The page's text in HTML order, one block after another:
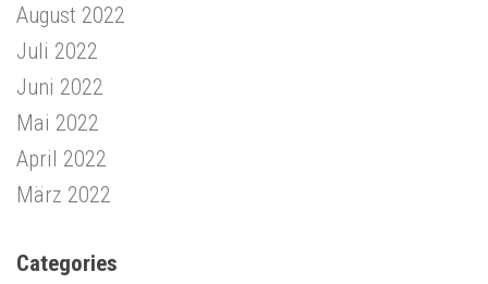
August 2022
Juli 2022
Juni 2022
Mai 2022
April 2022
März 2022
Categories